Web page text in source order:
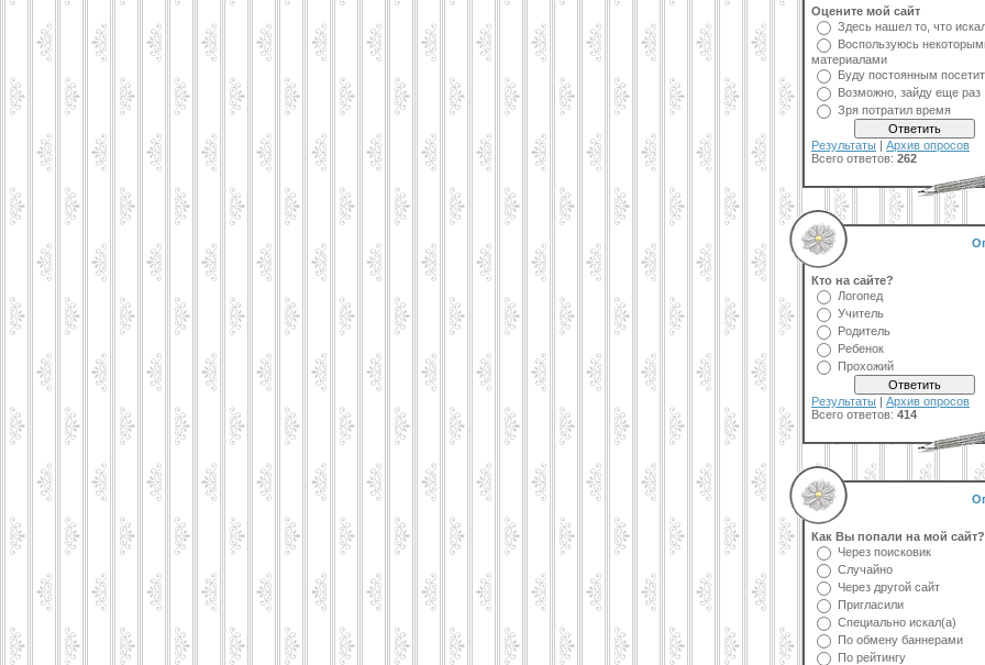
Оцените мой сайт
Здесь нашел то, что
Воспользуюсь
материалами
Буду постоянным
Возможно, зайду еще раз
Зря потратил время
Результаты | Архив опросов
Всего ответов: 262
Кто на сайте?
Логопед
Учитель
Родитель
Ребенок
Прохожий
Результаты | Архив опросов
Всего ответов: 414
Как Вы попали на мой сайт?
Через поисковик
Случайно
Через другой сайт
Пригласили
Специально искал(а)
По обмену баннерами
По рейтингу